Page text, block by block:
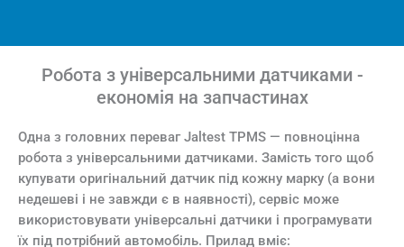
Робота з універсальними датчиками -
економія на запчастинах
Одна з головних переваг Jaltest TPMS — повноцінна
робота з універсальними датчиками. Замість того щоб
купувати оригінальний датчик під кожну марку (а вони
недешеві і не завжди є в наявності), сервіс може
використовувати універсальні датчики і програмувати
їх під потрібний автомобіль. Прилад вміє: